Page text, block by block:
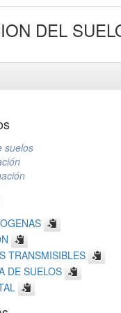
DEL
suelos
TRANSMISIBLES
DE SUELOS